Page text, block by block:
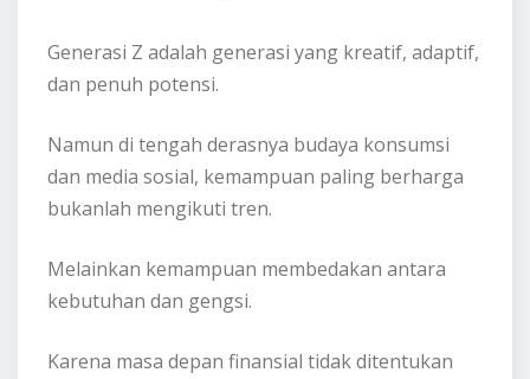
Generasi Z adalah generasi yang kreatif, adaptif,
dan penuh potensi.
Namun di tengah derasnya budaya konsumsi
dan media sosial, kemampuan paling berharga
bukanlah mengikuti tren.
Melainkan kemampuan membedakan antara
kebutuhan dan gengsi.
Karena masa depan finansial tidak ditentukan